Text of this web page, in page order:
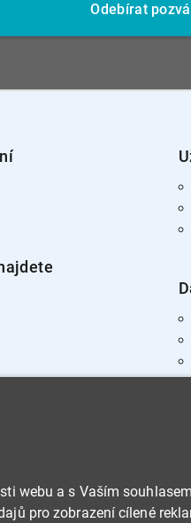
Odebírat
webu a s Vaším
pro zobrazení cílené